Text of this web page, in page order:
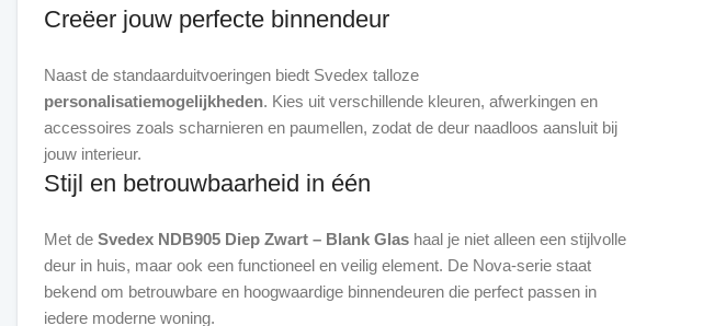
Creëer jouw perfecte binnendeur
Naast de standaarduitvoeringen biedt Svedex talloze
personalisatiemogelijkheden. Kies uit verschillende kleuren, afwerkingen en
accessoires zoals scharnieren en paumellen, zodat de deur naadloos aansluit bij
Stijl en betrouwbaarheid in één
Met de Svedex NDB905 Diep Zwart – Blank Glas haal je niet alleen een stijlvolle
deur in huis, maar ook een functioneel en veilig element. De Nova-serie staat
bekend om betrouwbare en hoogwaardige binnendeuren die perfect passen in